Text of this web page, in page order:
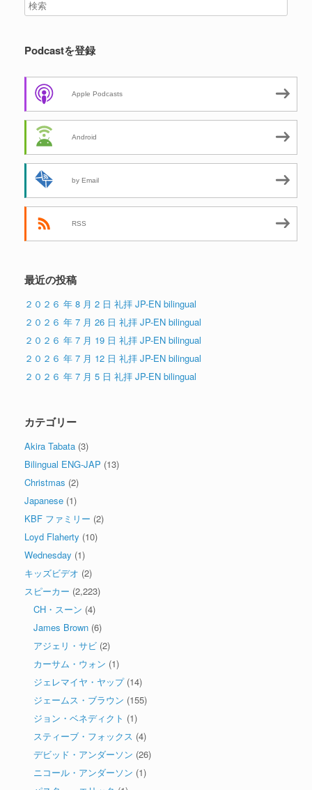
Podcastを登録
Apple Podcasts
Android
by Email
RSS
最近の投稿
２０２６ 年 8 月 2 日 礼拝 JP-EN bilingual
２０２６ 年 7 月 26 日 礼拝 JP-EN bilingual
２０２６ 年 7 月 19 日 礼拝 JP-EN bilingual
２０２６ 年 7 月 12 日 礼拝 JP-EN bilingual
２０２６ 年 7 月 5 日 礼拝 JP-EN bilingual
カテゴリー
Akira Tabata (3)
Bilingual ENG-JAP (13)
Christmas (2)
Japanese (1)
KBF ファミリー (2)
Loyd Flaherty (10)
Wednesday (1)
キッズビデオ (2)
スピーカー (2,223)
CH・スーン (4)
James Brown (6)
アジェリ・サビ (2)
カーサム・ウォン (1)
ジェレマイヤ・ヤップ(14)
ジェームス・ブラウン (155)
ジョン・ベネディクト (1)
スティーブ・フォックス (4)
デビッド・アンダーソン (26)
ニコール・アンダーソン (1)